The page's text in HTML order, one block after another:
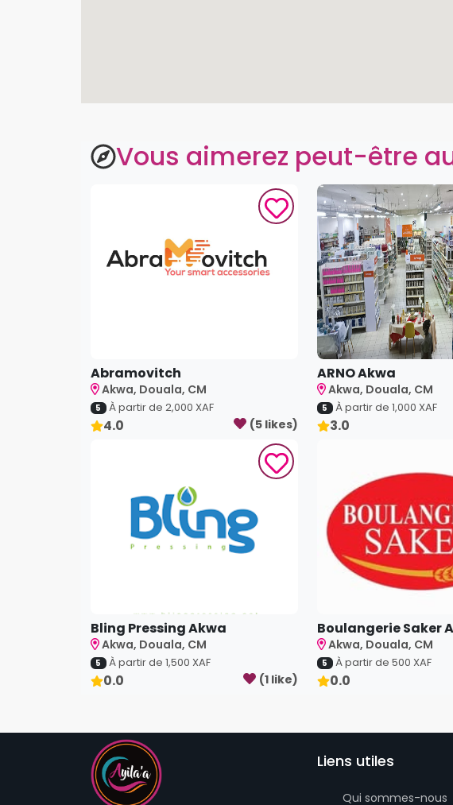
Vous aimerez peut-être
Abramovitch
Akwa, Douala, CM
5 À partir de 2,000 XAF
4.0 (5 likes)
ARNO Akwa
Akwa, Douala, CM
5 À partir de 1,000 XAF
3.0
Bling Pressing Akwa
Akwa, Douala, CM
5 À partir de 1,500 XAF
0.0 (1 like)
Boulangerie Saker
Akwa, Douala, CM
5 À partir de 500 XAF
0.0
Liens utiles
Qui sommes-nous